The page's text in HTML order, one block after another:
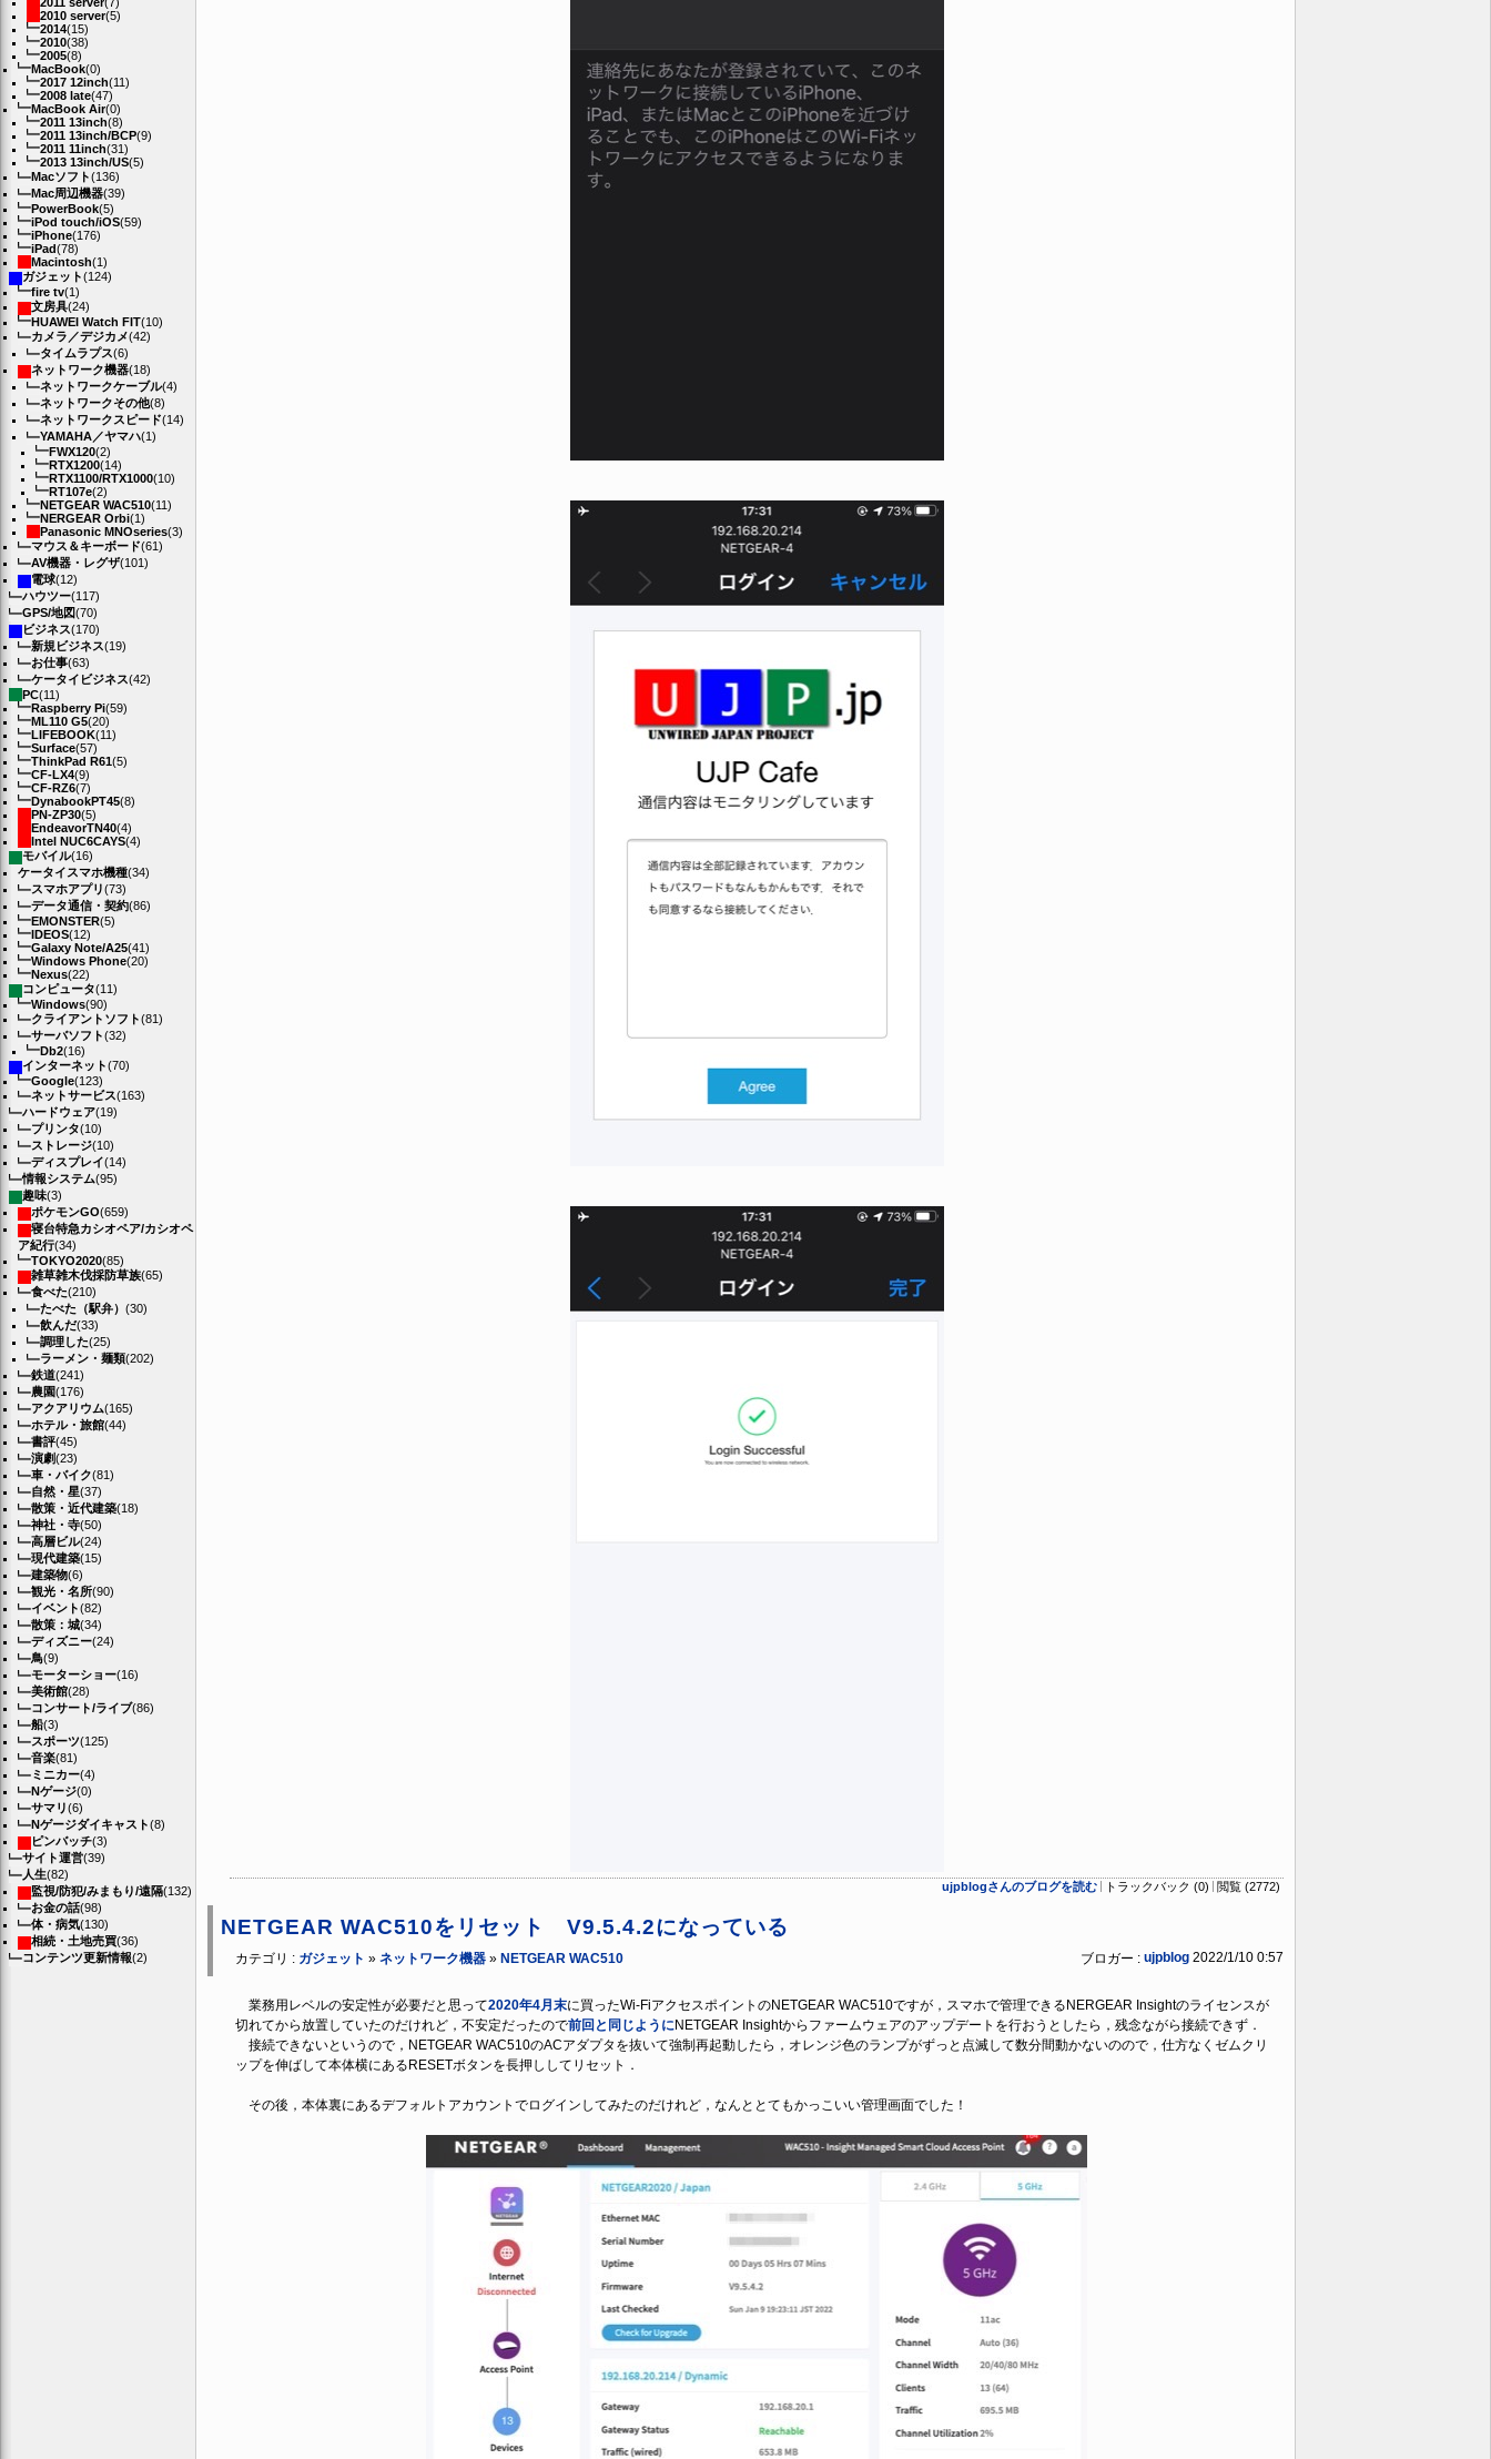
2010 server(5)
2014(15)
2010(38)
2005(8)
MacBook(0)
2017 12inch(11)
2008 late(47)
MacBook Air(0)
2011 13inch(8)
2011 13inch/BCP(9)
2011 11inch(31)
2013 13inch/US(5)
Macソフト(136)
Mac周辺機器(39)
PowerBook(5)
iPod touch/iOS(59)
iPhone(176)
iPad(78)
Macintosh(1)
ガジェット(124)
fire tv(1)
文房具(24)
HUAWEI Watch FIT(10)
カメラ／デジカメ(42)
タイムラプス(6)
ネットワーク機器(18)
ネットワークケーブル(4)
ネットワークその他(8)
ネットワークスピード(14)
YAMAHA／ヤマハ(1)
FWX120(2)
RTX1200(14)
RTX1100/RTX1000(10)
RT107e(2)
NETGEAR WAC510(11)
NERGEAR Orbi(1)
Panasonic MNOseries(3)
マウス＆キーボード(61)
AV機器・レグザ(101)
電球(12)
ハウツー(117)
GPS/地図(70)
ビジネス(170)
新規ビジネス(19)
お仕事(63)
ケータイビジネス(42)
PC(11)
Raspberry Pi(59)
ML110 G5(20)
LIFEBOOK(11)
Surface(57)
ThinkPad R61(5)
CF-LX4(9)
CF-RZ6(7)
DynabookPT45(8)
PN-ZP30(5)
EndeavorTN40(4)
Intel NUC6CAYS(4)
モバイル(16)
ケータイスマホ機種(34)
スマホアプリ(73)
データ通信・契約(86)
EMONSTER(5)
IDEOS(12)
Galaxy Note/A25(41)
Windows Phone(20)
Nexus(22)
コンピュータ(11)
Windows(90)
クライアントソフト(81)
サーバソフト(32)
Db2(16)
インターネット(70)
Google(123)
ネットサービス(163)
ハードウェア(19)
プリンタ(10)
ストレージ(10)
ディスプレイ(14)
情報システム(95)
趣味(3)
ポケモンGO(659)
寝台特急カシオペア/カシオペ
ア紀行(34)
TOKYO2020(85)
雑草雑木伐採防草族(65)
食べた(210)
たべた（駅弁） (30)
飲んだ(33)
調理した(25)
ラーメン・麺類(202)
鉄道(241)
農園(176)
アクアリウム(165)
ホテル・旅館(44)
書評(45)
演劇(23)
車・バイク(81)
自然・星(37)
散策・近代建築(18)
神社・寺(50)
高層ビル(24)
現代建築(15)
建築物(6)
観光・名所(90)
イベント(82)
散策：城(34)
ディズニー(24)
鳥(9)
モーターショー(16)
美術館(28)
コンサート/ライブ(86)
船(3)
スポーツ(125)
音楽(81)
ミニカー(4)
Nゲージ(0)
サマリ(6)
Nゲージダイキャスト(8)
ピンバッチ(3)
サイト運営(39)
人生(82)
監視/防犯/みまもり/遠隔(132)
お金の話(98)
体・病気(130)
相続・土地売買(36)
コンテンツ更新情報(2)
ujpblogさんのブログを読む トラックバック (0) 閲覧 (2772)
NETGEAR WAC510をリセット V9.5.4.2になっている
カテゴリ : ガジェット » ネットワーク機器 » NETGEAR WAC510 ブロガー : ujpblog 2022/1/10 0:57
業務用レベルの安定性が必要だと思って2020年4月末に買ったWi-FiアクセスポイントのNETGEAR WAC510ですが，スマホで管理できるNERGEAR Insightのライセンスが
切れてから放置していたのだけれど，不安定だったので前回と同じようにNETGEAR Insightからファームウェアのアップデートを行おうとしたら，残念ながら接続できず．
接続できないというので，NETGEAR WAC510のACアダプタを抜いて強制再起動したら，オレンジ色のランプがずっと点滅して数分間動かないのので，仕方なくゼムクリ
ップを伸ばして本体横にあるRESETボタンを長押ししてリセット．
その後，本体裏にあるデフォルトアカウントでログインしてみたのだけれど，なんととてもかっこいい管理画面でした！